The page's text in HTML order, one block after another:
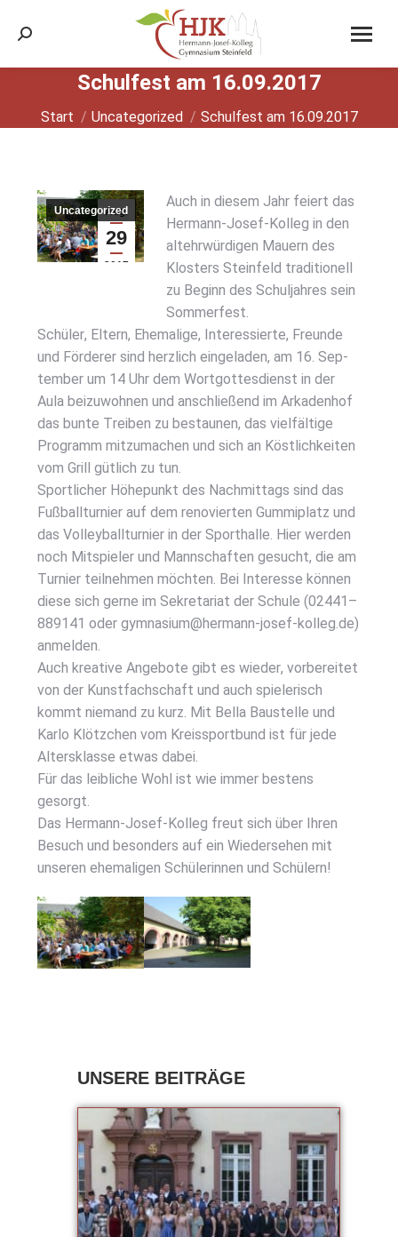
Search:
Schul­fest am 16.09.2017
Sie befinden sich hier:
Start Uncategorized Schul­fest am 16.09.2017
Aug.
29
2017
Uncategorized
Auch in die­sem Jahr fei­ert das
Her­mann-Josef-Kol­leg in den
alt­ehr­wür­di­gen Mau­ern des
Klos­ters Stein­feld tra­di­tio­nell
zu Beginn des Schul­jah­res sein
Som­mer­fest.
Schü­ler, Eltern, Ehe­ma­li­ge, Inter­es­sier­te, Freun­de
und För­de­rer sind herz­lich ein­ge­la­den, am 16. Sep­
tem­ber um 14 Uhr dem Wort­got­tes­dienst in der
Aula bei­zu­woh­nen und anschlie­ßend im Arka­den­hof
das bun­te Trei­ben zu bestau­nen, das viel­fäl­ti­ge
Pro­gramm mit­zu­ma­chen und sich an Köst­lich­kei­ten
vom Grill güt­lich zu tun.
Sport­li­cher Höhe­punkt des Nach­mit­tags sind das
Fuß­ball­tur­nier auf dem reno­vier­ten Gum­mi­platz und
das Vol­ley­ball­tur­nier in der Sport­hal­le. Hier wer­den
noch Mit­spie­ler und Mann­schaf­ten gesucht, die am
Tur­nier teil­neh­men möch­ten. Bei Inter­es­se kön­nen
die­se sich ger­ne im Sekre­ta­ri­at der Schu­le (02441–
889141 oder gymnasium@hermann-josef-kolleg.de)
anmel­den.
Auch krea­ti­ve Ange­bo­te gibt es wie­der, vor­be­rei­tet
von der Kunst­fach­schaft und auch spie­le­risch
kommt nie­mand zu kurz. Mit Bel­la Bau­stel­le und
Kar­lo Klötz­chen vom Kreis­sport­bund ist für jede
Alters­klas­se etwas dabei.
Für das leib­li­che Wohl ist wie immer bes­tens
gesorgt.
Das Her­mann-Josef-Kol­leg freut sich über Ihren
Besuch und beson­ders auf ein Wie­der­se­hen mit
unse­ren ehe­ma­li­gen Schü­le­rin­nen und Schü­lern!